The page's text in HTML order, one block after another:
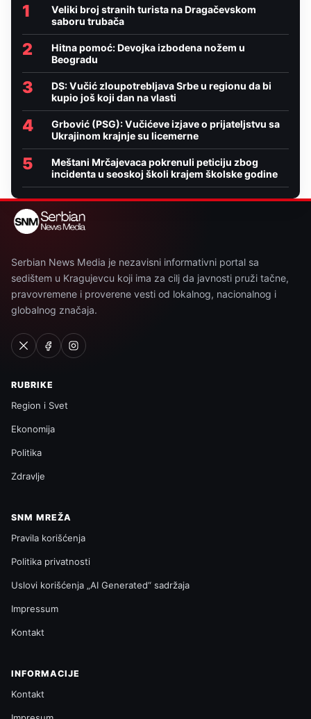
1
Veliki broj stranih turista na Dragačevskom
saboru trubača
2
Hitna pomoć: Devojka izbodena nožem u
Beogradu
3
DS: Vučić zloupotrebljava Srbe u regionu da bi
kupio još koji dan na vlasti
4
Grbović (PSG): Vučićeve izjave o prijateljstvu sa
Ukrajinom krajnje su licemerne
5
Meštani Mrčajevaca pokrenuli peticiju zbog
incidenta u seoskoj školi krajem školske godine
Serbian News Media je nezavisni informativni portal sa
sedištem u Kragujevcu koji ima za cilj da javnosti pruži tačne,
pravovremene i proverene vesti od lokalnog, nacionalnog i
globalnog značaja.
RUBRIKE
Region i Svet
Ekonomija
Politika
Zdravlje
SNM MREŽA
Pravila korišćenja
Politika privatnosti
Uslovi korišćenja „AI Generated“ sadržaja
Impressum
Kontakt
INFORMACIJE
Kontakt